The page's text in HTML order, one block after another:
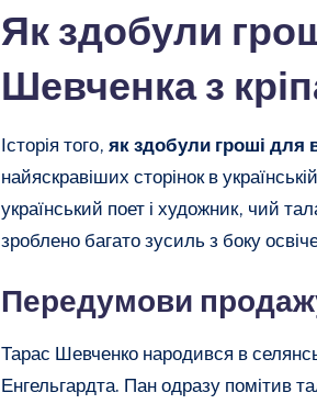
Як здобули
Шевченка з
Історія того, як здобули гроші для
найяскравіших сторінок в
український поет і художник, чий
зроблено багато зусиль з боку
Передумови
Тарас Шевченко народився в
Енгельгардта. Пан одразу помітив